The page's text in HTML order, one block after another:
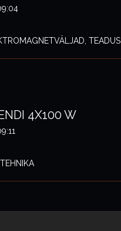
TEADUS
4X100 W